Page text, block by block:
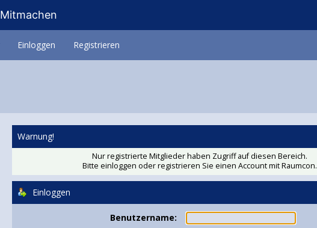
Mitmachen
Einloggen Registrieren
Warnung!
Nur registrierte Mitglieder haben Zugriff auf diesen Bereich.
Bitte einloggen oderregistrieren Sie einen Accountmit Raumcon.
Einloggen
Benutzername: